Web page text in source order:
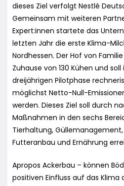
dieses Ziel verfolgt Nestlé
Gemeinsam mit weiteren
Expert:innen startete das
letzten Jahr die erste Klima-
Nordhessen. Der Hof von
Zuhause von 130 Kühen und
dreijährigen Pilotphase
möglichst Netto-Null-
werden. Dieses Ziel soll durch
Maßnahmen in den sechs
Tierhaltung, Güllemanagement,
Futteranbau und Ernährung
Apropos Ackerbau – können
positiven Einfluss auf das Klima